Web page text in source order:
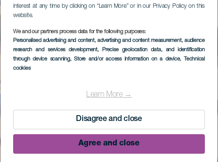
interest at any time by clicking on “Learn More” or in our Privacy Policy on this
website.
We and our partners process data for the following purposes:
Personalised advertising and content, advertising and content measurement, audience
research and services development, Precise geolocation data, and identification
through device scanning, Store and/or access information on a device, Technical
cookies
Learn More →
Disagree and close
Agree and close